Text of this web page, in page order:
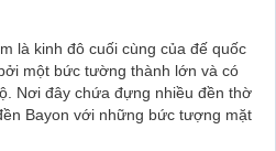
là kinh đô cuối cùng của đế quốc
một bức tường thành lớn và có
Nơi đây chứa đựng nhiều đền thờ
Bayon với những bức tượng mặt